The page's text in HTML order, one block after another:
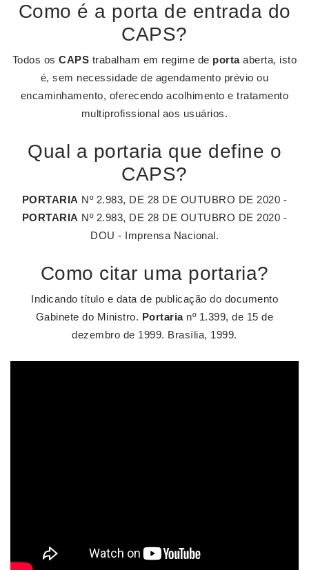
Como é a porta de entrada do
CAPS?
Todos osCAPS trabalham em regime de portaaberta, isto
é, sem necessidade de agendamento prévio ou
encaminhamento, oferecendo acolhimento e tratamento
multiprofissional aos usuários.
Qual a portaria que define o
CAPS?
PORTARIA Nº 2.983, DE 28 DE OUTUBRO DE 2020 -
PORTARIA Nº 2.983, DE 28 DE OUTUBRO DE 2020 -
DOU - Imprensa Nacional.
Como citar uma portaria?
Indicando título e data de publicação do documento
Gabinete do Ministro. Portarianº 1.399, de 15 de
dezembro de 1999. Brasília, 1999.